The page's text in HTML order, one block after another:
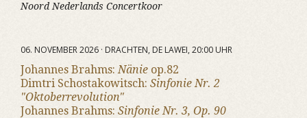
Noord Nederlands Concertkoor
06. NOVEMBER 2026 · DRACHTEN, DE LAWEI, 20:00 UHR
Johannes Brahms:Nänie op.82
Dimtri Schostakowitsch: Sinfonie Nr. 2
"Oktoberrevolution"
Johannes Brahms: Sinfonie Nr. 3, Op. 90